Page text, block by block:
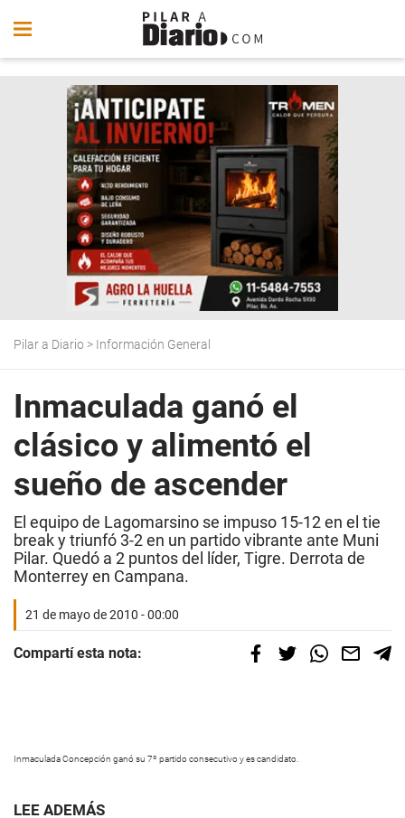
Pilar a Diario > Información General
Inmaculada ganó el
clásico y alimentó el
sueño de ascender
El equipo de Lagomarsino se impuso 15-12 en el tie
break y triunfó 3-2 en un partido vibrante ante Muni
Pilar. Quedó a 2 puntos del líder, Tigre. Derrota de
Monterrey en Campana.
21 de mayo de 2010 - 00:00
Compartí esta nota:
Inmaculada Concepción ganó su 7º partido consecutivo y es candidato.
LEE ADEMÁS